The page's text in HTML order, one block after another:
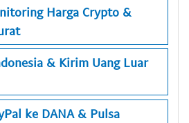
Harga Crypto &
& Kirim Uang Luar
ke DANA & Pulsa